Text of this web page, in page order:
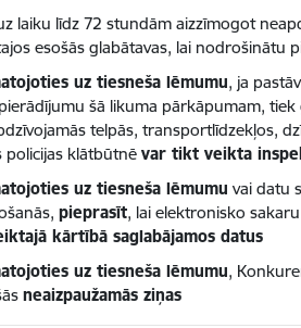
laiku līdz 72 stundām aizzīmogot
esošās glabātavas, lai nodrošinātu
uz tiesneša lēmumu, ja
šā likuma pārkāpumam,
telpās, transportlīdzekļos,
policijas klātbūtnēvar tikt veikta
uz tiesneša lēmumu vai datu
pieprasīt, lai elektronisko
kārtībā saglabājamos datus
uz tiesneša lēmumu,
neaizpaužamās ziņas